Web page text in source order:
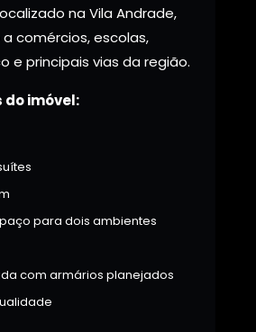
na Vila Andrade,
comércios, escolas,
e principais vias da região.
imóvel:
para dois ambientes
com armários planejados